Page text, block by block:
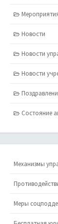
Новости
Новости
Новости
Состояние
Механизмы
Меры